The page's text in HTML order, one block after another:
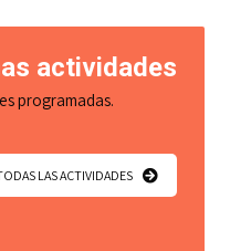
actividades
programadas.
LAS ACTIVIDADES